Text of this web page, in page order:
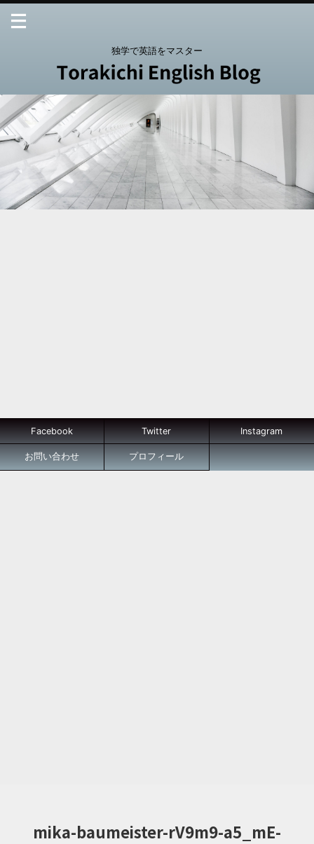
独学で英語をマスター
Facebook Twitter Instagram
お問い合わせ プロフィール
mika-baumeister-rV9m9-a5_mE-